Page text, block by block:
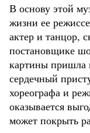
В основу этой
жизни ее
актер и танцор,
постановщике
картины пришла
сердечный
хореографа и
оказывается
может покрыть